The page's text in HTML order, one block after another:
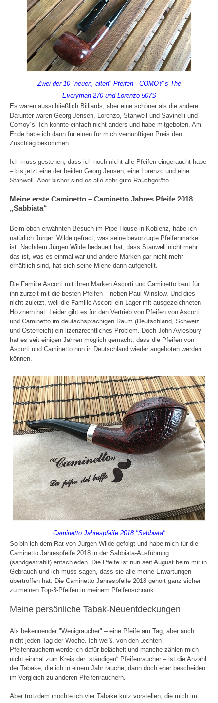
Zwei der 10 "neuen, alten" Pfeifen - COMOY´s The
Everyman 270 und Lorenzo 507S
Es waren ausschließlich Billiards, aber eine schöner als die andere.
Darunter waren Georg Jensen, Lorenzo, Stanwell und Savinelli und
Comoy´s. Ich konnte einfach nicht anders und habe mitgeboten. Am
Ende habe ich dann für einen für mich vernünftigen Preis den
Zuschlag bekommen.
Ich muss gestehen, dass ich noch nicht alle Pfeifen eingeraucht habe
– bis jetzt eine der beiden Georg Jensen, eine Lorenzo und eine
Stanwell. Aber bisher sind es alle sehr gute Rauchgeräte.
Meine erste Caminetto – Caminetto Jahres Pfeife 2018
„Sabbiata“
Beim oben erwähnten Besuch im Pipe House in Koblenz, habe ich
natürlich Jürgen Wilde gefragt, was seine bevorzugte Pfeifenmarke
ist. Nachdem Jürgen Wilde bedauert hat, dass Stanwell nicht mehr
das ist, was es einmal war und andere Marken gar nicht mehr
erhältlich sind, hat sich seine Miene dann aufgehellt.
Die Familie Ascorti mit ihren Marken Ascorti und Caminetto baut für
ihn zurzeit mit die besten Pfeifen – neben Paul Winslow. Und dies
nicht zuletzt, weil die Familie Ascorti ein Lager mit ausgezeichneten
Hölznern hat. Leider gibt es für den Vertrieb von Pfeifen von Ascorti
und Caminetto im deutschsprachigen Raum (Deutschland, Schweiz
und Österreich) ein lizenzrechtliches Problem. Doch John Aylesbury
hat es seit einigen Jahren möglich gemacht, dass die Pfeifen von
Ascorti und Caminetto nun in Deutschland wieder angeboten werden
können.
Caminetto Jahrespfeife 2018 "Sabbiata"
So bin ich dem Rat von Jürgen Wilde gefolgt und habe mich für die
Caminetto Jahrespfeife 2018 in der Sabbiata-Ausführung
(sandgestrahlt) entschieden. Die Pfeife ist nun seit August beim mir in
Gebrauch und ich muss sagen, dass sie alle meine Erwartungen
übertroffen hat. Die Caminetto Jahrespfeife 2018 gehört ganz sicher
zu meinen Top-3-Pfeifen in meinem Pfeifenschrank.
Meine persönliche Tabak-Neuentdeckungen
Als bekennender "Wenigraucher" – eine Pfeife am Tag, aber auch
nicht jeden Tag der Woche. Ich weiß, von den „echten“
Pfeifenrauchern werde ich dafür belächelt und manche zählen mich
nicht einmal zum Kreis der „ständigen“ Pfeifenraucher – ist die Anzahl
der Tabake, die ich in einem Jahr rauche, dann doch eher bescheiden
im Vergleich zu anderen Pfeifenrauchern.
Aber trotzdem möchte ich vier Tabake kurz vorstellen, die mich im